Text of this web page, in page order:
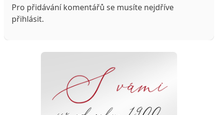
Pro přidávání komentářů se musíte nejdříve
přihlásit.